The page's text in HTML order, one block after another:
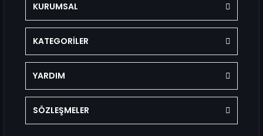
KURUMSAL
KATEGORİLER
YARDIM
SÖZLEŞMELER